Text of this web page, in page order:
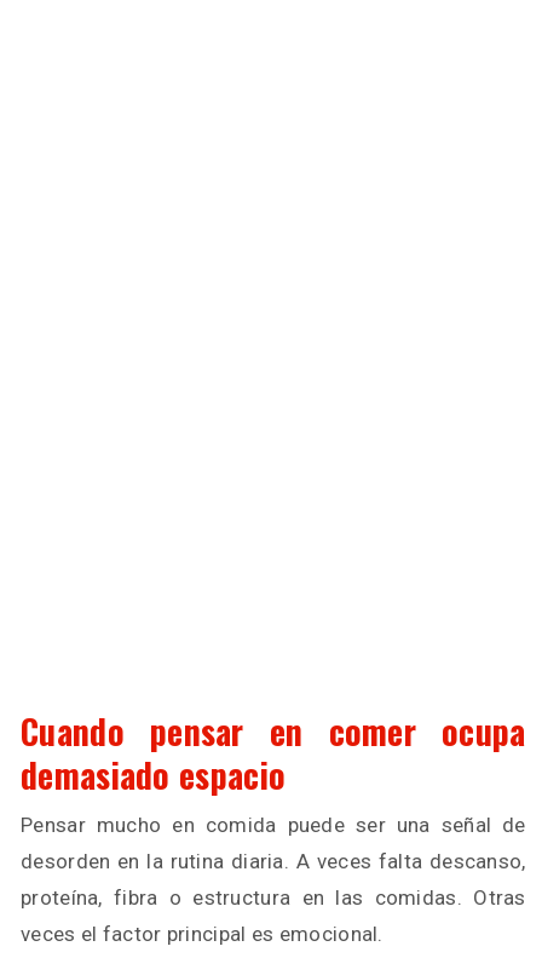
Cuando pensar en comer ocupa
demasiado espacio
Pensar mucho en comida puede ser una señal de
desorden en la rutina diaria. A veces falta descanso,
proteína, fibra o estructura en las comidas. Otras
veces el factor principal es emocional.